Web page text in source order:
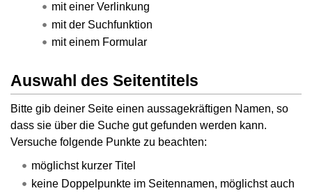
mit einer Verlinkung
mit der Suchfunktion
mit einem Formular
Auswahl des Seitentitels
Bitte gib deiner Seite einen aussagekräftigen Namen, so
dass sie über die Suche gut gefunden werden kann.
Versuche folgende Punkte zu beachten:
möglichst kurzer Titel
keine Doppelpunkte im Seitennamen, möglichst auch